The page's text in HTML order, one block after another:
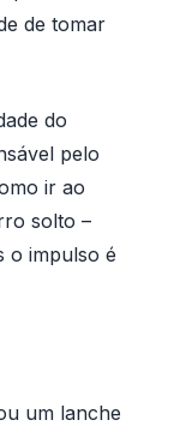
de tomar
do
pelo
ir ao
solto –
o impulso é
um lanche